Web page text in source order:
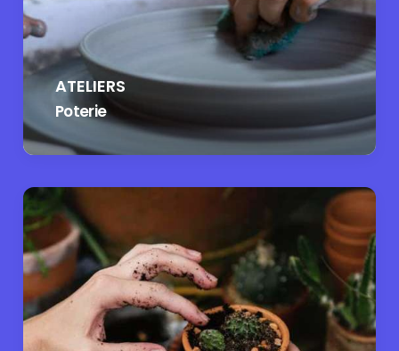
ATELIERS
Poterie